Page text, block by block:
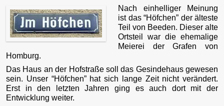
Nach einhelliger Meinung
ist das “Höfchen” der älteste
Teil von Beeden. Dieser alte
Ortsteil war die ehemalige
Meierei der Grafen von
Homburg.
Das Haus an der Hofstraße soll das Gesindehaus gewesen
sein. Unser “Höfchen” hat sich lange Zeit nicht verändert.
Erst in den letzten Jahren ging es auch dort mit der
Entwicklung weiter.